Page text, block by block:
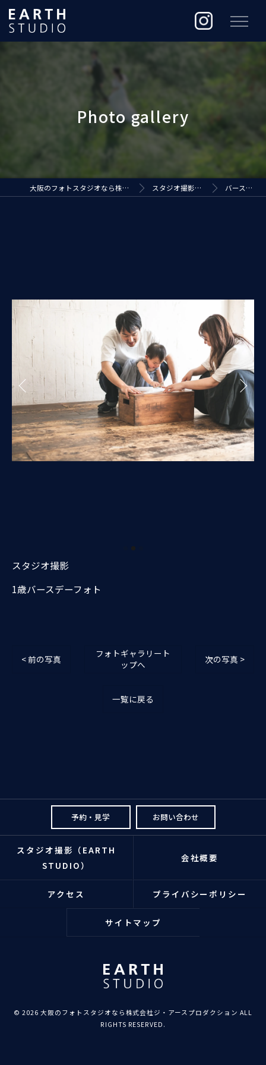
大阪のフォトスタジオなら株式会社ジ・アースプロダクション スタジオ撮影（EARTH STUDIO） バースデーフォト
スタジオ撮影
1歳バースデーフォト
< 前の写真
フォトギャラリート
ップへ
次の写真 >
一覧に戻る
予約・見学 お問い合わせ
スタジオ撮影（EARTH
STUDIO）
会社概要
アクセス プライバシーポリシー
サイトマップ
© 2026 大阪のフォトスタジオなら株式会社ジ・アースプロダクション ALL
RIGHTS RESERVED.